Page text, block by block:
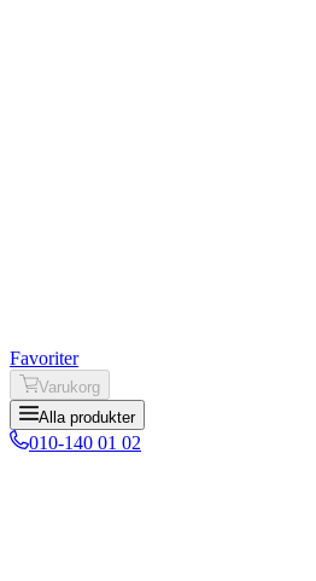
Favoriter
Varukorg
Alla produkter
010-140 01 02